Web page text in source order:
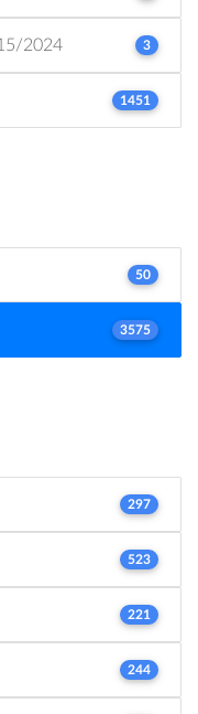
2024 3
1451
50
3575
297
523
221
244